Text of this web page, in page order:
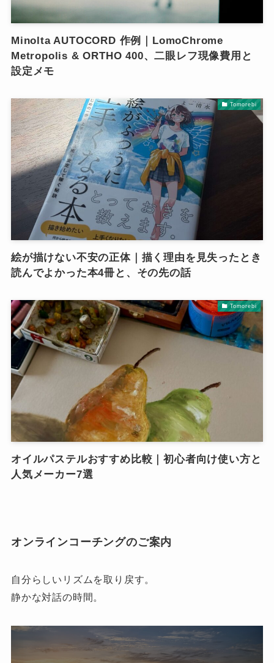
Minolta AUTOCORD 作例｜LomoChrome
Metropolis & ORTHO 400、二眼レフ現像費用と
設定メモ
Tomorebi
絵が描けない不安の正体｜描く理由を見失ったとき
読んでよかった本4冊と、その先の話
Tomorebi
オイルパステルおすすめ比較｜初心者向け使い方と
人気メーカー7選
オンラインコーチングのご案内
自分らしいリズムを取り戻す。
静かな対話の時間。